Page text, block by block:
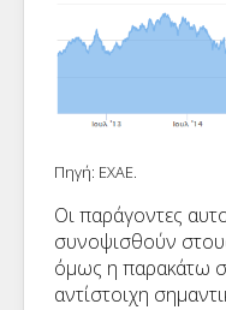
Πηγή: ΕΧΑΕ.
Οι παράγοντες
συνοψισθούν
όμως η παρακάτω
αντίστοιχη